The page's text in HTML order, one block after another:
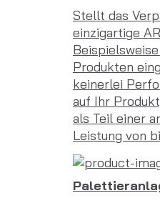
Stellt das
einzigartige
Produkten
keinerlei
auf Ihr
als Teil einer
Leistung von